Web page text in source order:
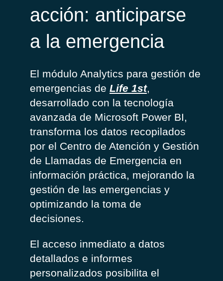
acción: anticiparse
a la emergencia
El módulo Analytics para gestión de
emergencias de Life 1st,
desarrollado con la tecnología
avanzada de Microsoft Power BI,
transforma los datos recopilados
por el Centro de Atención y Gestión
de Llamadas de Emergencia en
información práctica, mejorando la
gestión de las emergencias y
optimizando la toma de
decisiones.
El acceso inmediato a datos
detallados e informes
personalizados posibilita el